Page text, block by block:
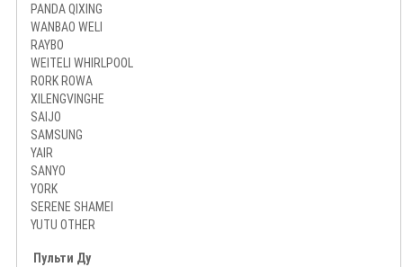
PANDA QIXING
WANBAO WELI
RAYBO
WEITELI WHIRLPOOL
RORK ROWA
XILENGVINGHE
SAIJO
SAMSUNG
YAIR
SANYO
YORK
SERENE SHAMEI
YUTU OTHER
Пульти Ду